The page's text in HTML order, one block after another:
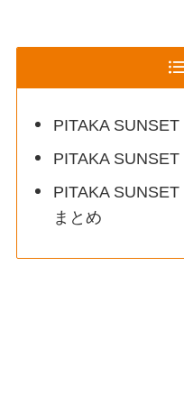
PITAKA
PITAKA
PITAKA SUNSET
まとめ